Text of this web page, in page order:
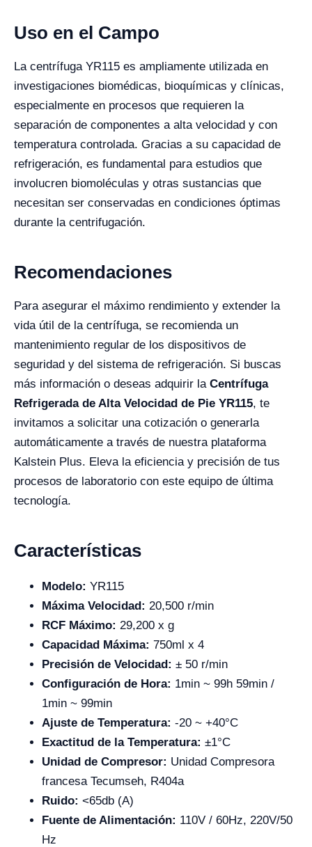
Uso en el Campo
La centrífuga YR115 es ampliamente utilizada en
investigaciones biomédicas, bioquímicas y clínicas,
especialmente en procesos que requieren la
separación de componentes a alta velocidad y con
temperatura controlada. Gracias a su capacidad de
refrigeración, es fundamental para estudios que
involucren biomoléculas y otras sustancias que
necesitan ser conservadas en condiciones óptimas
durante la centrifugación.
Recomendaciones
Para asegurar el máximo rendimiento y extender la
vida útil de la centrífuga, se recomienda un
mantenimiento regular de los dispositivos de
seguridad y del sistema de refrigeración. Si buscas
más información o deseas adquirir la Centrífuga
Refrigerada de Alta Velocidad de Pie YR115, te
invitamos a solicitar una cotización o generarla
automáticamente a través de nuestra plataforma
Kalstein Plus. Eleva la eficiencia y precisión de tus
procesos de laboratorio con este equipo de última
tecnología.
Características
Modelo: YR115
Máxima Velocidad: 20,500 r/min
RCF Máximo: 29,200 x g
Capacidad Máxima: 750ml x 4
Precisión de Velocidad: ± 50 r/min
Configuración de Hora: 1min ~ 99h 59min /
1min ~ 99min
Ajuste de Temperatura: -20 ~ +40°C
Exactitud de la Temperatura: ±1°C
Unidad de Compresor: Unidad Compresora
francesa Tecumseh, R404a
Ruido: <65db (A)
Fuente de Alimentación: 110V / 60Hz, 220V/50
Hz